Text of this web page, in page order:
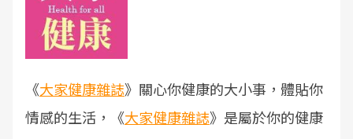
《大家健康雜誌》關心你健康的大小事，體貼你
情感的生活，《大家健康雜誌》是屬於你的健康